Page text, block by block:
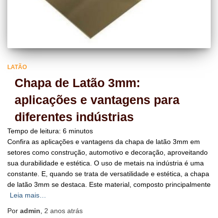
LATÃO
Chapa de Latão 3mm:
aplicações e vantagens para
diferentes indústrias
Tempo de leitura: 6 minutos
Confira as aplicações e vantagens da chapa de latão 3mm em
setores como construção, automotivo e decoração, aproveitando
sua durabilidade e estética. O uso de metais na indústria é uma
constante. E, quando se trata de versatilidade e estética, a chapa
de latão 3mm se destaca. Este material, composto principalmente
Leia mais…
Por admin 2 anos atrás